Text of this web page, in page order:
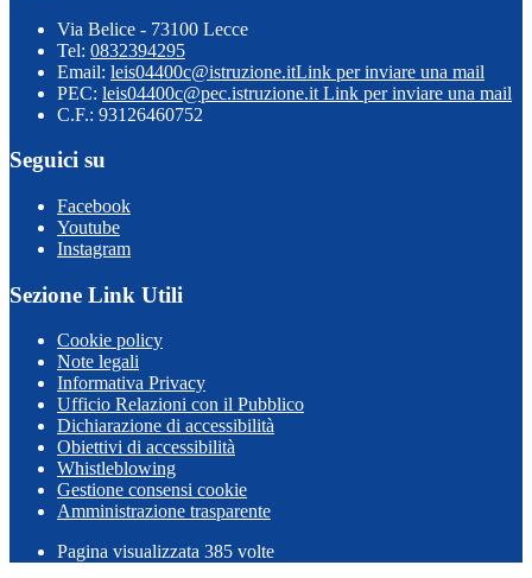
Via Belice - 73100 Lecce
Tel: 0832394295
Email: leis04400c@istruzione.itLink per inviare una mail
PEC: leis04400c@pec.istruzione.it Link per inviare una mail
C.F.: 93126460752
Seguici su
Facebook
Youtube
Instagram
Sezione Link Utili
Cookie policy
Note legali
Informativa Privacy
Ufficio Relazioni con il Pubblico
Dichiarazione di accessibilità
Obiettivi di accessibilità
Whistleblowing
Gestione consensi cookie
Amministrazione trasparente
Pagina visualizzata 385 volte